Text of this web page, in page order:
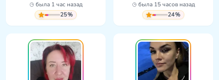
была 1 час назад
25%
была 15 часов назад
24%